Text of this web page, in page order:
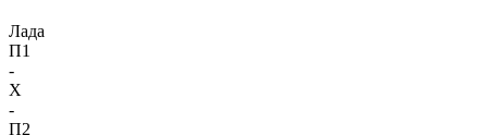
Лада
П1
-
X
-
П2